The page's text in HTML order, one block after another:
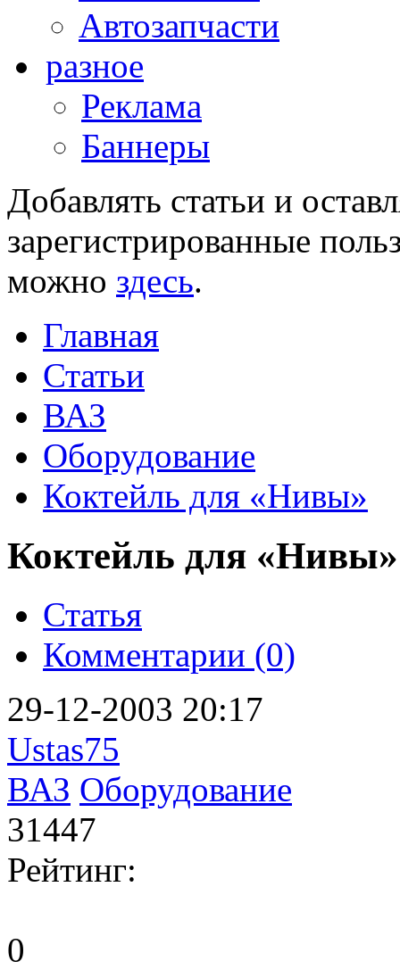
Автозапчасти
разное
Реклама
Баннеры
Добавлять статьи и
зарегистрированные
можно здесь.
Главная
Статьи
ВАЗ
Оборудование
Коктейль для «Нивы»
Коктейль для «Нивы»
Статья
Комментарии (0)
29-12-2003 20:17
Ustas75
ВАЗ Оборудование
31447
Рейтинг:
0